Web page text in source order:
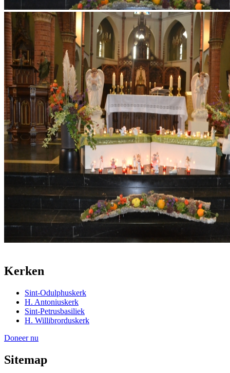
Kerken
Sint-Odulphuskerk
H. Antoniuskerk
Sint-Petrusbasiliek
H. Willibrorduskerk
Doneer nu
Sitemap